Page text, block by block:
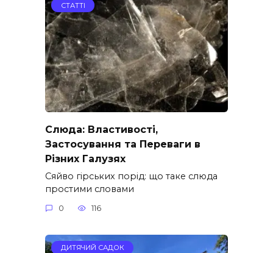
СТАТТІ
Слюда: Властивості,
Застосування та Переваги в
Різних Галузях
Сяйво гірських порід: що таке слюда
простими словами
0 116
ДИТЯЧИЙ САДОК